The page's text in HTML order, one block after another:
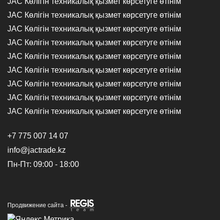
JAC Көлігін техникалық қызмет көрсетуге өтінім
JAC Көлігін техникалық қызмет көрсетуге өтінім
JAC Көлігін техникалық қызмет көрсетуге өтінім
JAC Көлігін техникалық қызмет көрсетуге өтінім
JAC Көлігін техникалық қызмет көрсетуге өтінім
JAC Көлігін техникалық қызмет көрсетуге өтінім
JAC Көлігін техникалық қызмет көрсетуге өтінім
JAC Көлігін техникалық қызмет көрсетуге өтінім
+7 775 007 14 07
info@jactrade.kz
Пн-Пт: 09:00 - 18:00
Продвижение сайта -